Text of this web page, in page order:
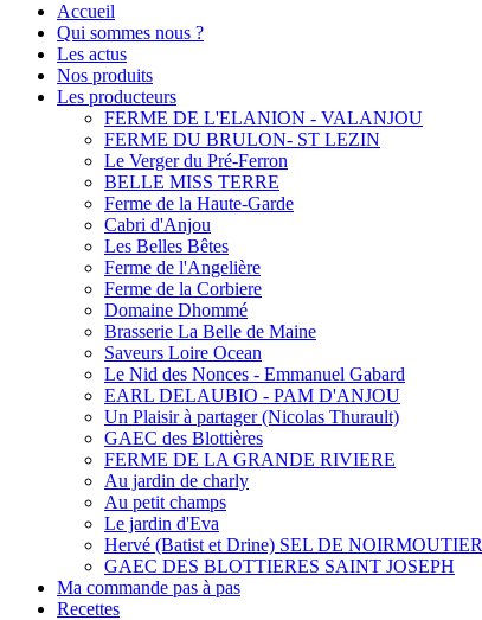
Accueil
Qui sommes nous ?
Les actus
Nos produits
Les producteurs
FERME DE L'ELANION - VALANJOU
FERME DU BRULON- ST LEZIN
Le Verger du Pré-Ferron
BELLE MISS TERRE
Ferme de la Haute-Garde
Cabri d'Anjou
Les Belles Bêtes
Ferme de l'Angelière
Ferme de la Corbiere
Domaine Dhommé
Brasserie La Belle de Maine
Saveurs Loire Ocean
Le Nid des Nonces - Emmanuel Gabard
EARL DELAUBIO - PAM D'ANJOU
Un Plaisir à partager (Nicolas Thurault)
GAEC des Blottières
FERME DE LA GRANDE RIVIERE
Au jardin de charly
Au petit champs
Le jardin d'Eva
Hervé (Batist et Drine) SEL DE NOIRMOUTIER
GAEC DES BLOTTIERES SAINT JOSEPH
Ma commande pas à pas
Recettes